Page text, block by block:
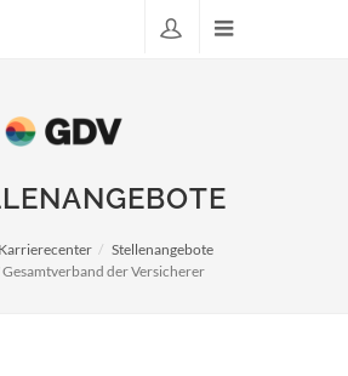
Karrierecenter
Stellenangebote
der Versicherer